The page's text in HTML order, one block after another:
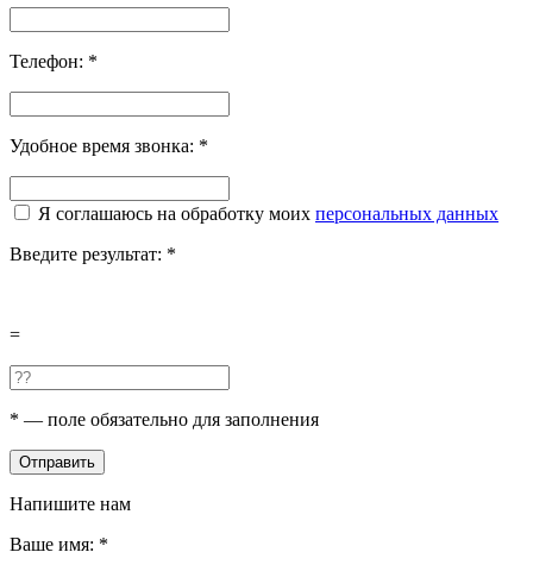
Телефон: *
Удобное время звонка: *
Я соглашаюсь на обработку моих персональных данных
Введите результат: *
=
* — поле обязательно для заполнения
Отправить
Напишите нам
Ваше имя: *